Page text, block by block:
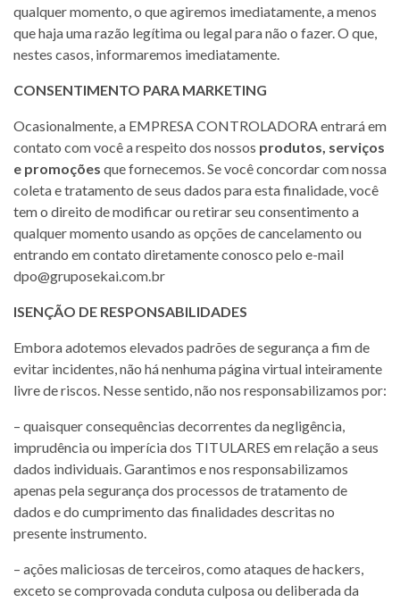
qualquer momento, o que agiremos imediatamente, a menos
que haja uma razão legítima ou legal para não o fazer. O que,
nestes casos, informaremos imediatamente.
CONSENTIMENTO PARA MARKETING
Ocasionalmente, a EMPRESA CONTROLADORA entrará em
contato com você a respeito dos nossos produtos, serviços
e promoções que fornecemos. Se você concordar com nossa
coleta e tratamento de seus dados para esta finalidade, você
tem o direito de modificar ou retirar seu consentimento a
qualquer momento usando as opções de cancelamento ou
entrando em contato diretamente conosco pelo e-mail
dpo@gruposekai.com.br
ISENÇÃO DE RESPONSABILIDADES
Embora adotemos elevados padrões de segurança a fim de
evitar incidentes, não há nenhuma página virtual inteiramente
livre de riscos. Nesse sentido, não nos responsabilizamos por:
– quaisquer consequências decorrentes da negligência,
imprudência ou imperícia dos TITULARES em relação a seus
dados individuais. Garantimos e nos responsabilizamos
apenas pela segurança dos processos de tratamento de
dados e do cumprimento das finalidades descritas no
presente instrumento.
– ações maliciosas de terceiros, como ataques de hackers,
exceto se comprovada conduta culposa ou deliberada da